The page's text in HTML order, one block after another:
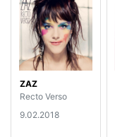
ZAZ
Recto Verso
9.02.2018